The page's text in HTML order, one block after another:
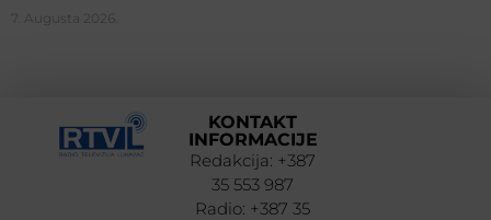
7. Augusta 2026.
KONTAKT
INFORMACIJE
Redakcija: +387
35 553 987
Radio: +387 35